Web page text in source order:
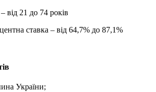
від 21 до 74 років
ставка – від 64,7% до 87,1%
України;